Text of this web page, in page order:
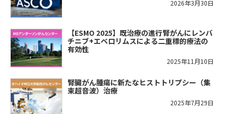
2026年3月30日
【ESMO 2025】既治療の進行腎がんにレンバ
チニブ+エベロリムスによる二重標的療法の
有効性
2025年11月10日
腎臓がん腫瘍に新たなヒストトリプシー（集
束超音波）治療
2025年7月29日